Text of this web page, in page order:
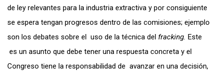
de ley relevantes para la industria extractiva y por consiguiente
se espera tengan progresos dentro de las comisiones; ejemplo
son los debates sobre el uso de la técnica del fracking. Este
es un asunto que debe tener una respuesta concreta y el
Congreso tiene la responsabilidad de avanzar en una decisión,